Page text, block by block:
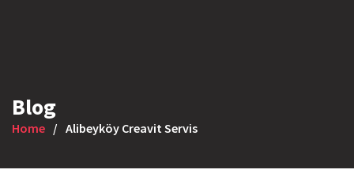
Blog
Home Alibeyköy Creavit Servis